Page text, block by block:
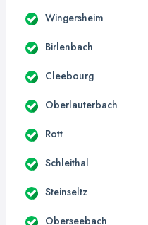
Wingersheim
Birlenbach
Cleebourg
Oberlauterbach
Rott
Schleithal
Steinseltz
Oberseebach